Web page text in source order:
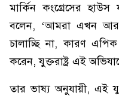
মার্কিন কংগ্রেসের
বলেন, ‘আমরা এখন আর
চালাচ্ছি না, কারণ
করেন, যুক্তরাষ্ট্র এই
তার ভাষ্য অনুযায়ী, এই